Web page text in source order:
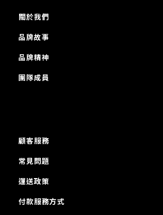
關於我們
品牌故事
品牌精神
團隊成員
顧客服務
常見問題
運送政策
付款服務方式